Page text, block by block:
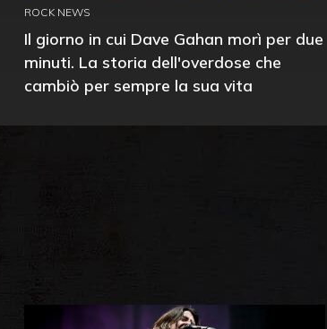
ROCK NEWS
Il giorno in cui Dave Gahan morì per due
minuti. La storia dell'overdose che
cambiò per sempre la sua vita